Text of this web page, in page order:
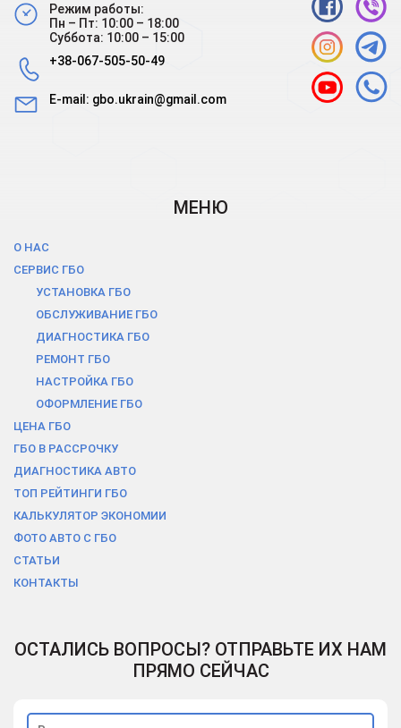
Режим работы:
Пн – Пт: 10:00 – 18:00
Суббота: 10:00 – 15:00
+38-067-505-50-49
E-mail: gbo.ukrain@gmail.com
МЕНЮ
О НАС
СЕРВИС ГБО
УСТАНОВКА ГБО
ОБСЛУЖИВАНИЕ ГБО
ДИАГНОСТИКА ГБО
РЕМОНТ ГБО
НАСТРОЙКА ГБО
ОФОРМЛЕНИЕ ГБО
ЦЕНА ГБО
ГБО В РАCСРОЧКУ
ДИАГНОСТИКА АВТО
ТОП РЕЙТИНГИ ГБО
КАЛЬКУЛЯТОР ЭКОНОМИИ
ФОТО АВТО С ГБО
СТАТЬИ
КОНТАКТЫ
ОСТАЛИСЬ ВОПРОСЫ? ОТПРАВЬТЕ ИХ НАМ
ПРЯМО СЕЙЧАС